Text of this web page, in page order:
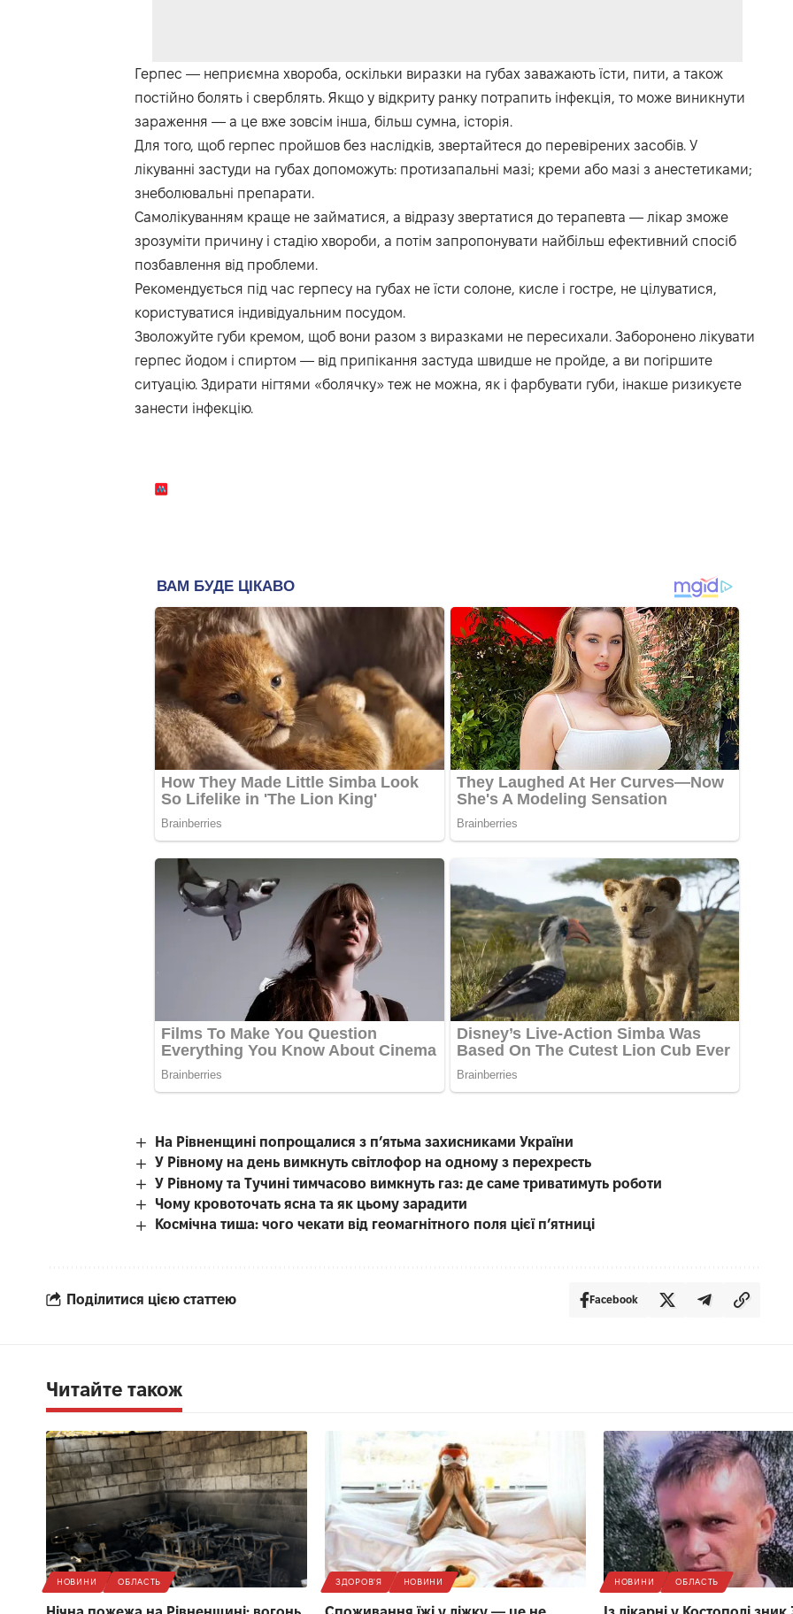
Герпес — неприємна хвороба, оскільки виразки на губах заважають їсти, пити, а також
постійно болять і сверблять. Якщо у відкриту ранку потрапить інфекція, то може виникнути
зараження — а це вже зовсім інша, більш сумна, історія.
Для того, щоб герпес пройшов без наслідків, звертайтеся до перевірених засобів. У
лікуванні застуди на губах допоможуть: протизапальні мазі; креми або мазі з анестетиками;
знеболювальні препарати.
Самолікуванням краще не займатися, а відразу звертатися до терапевта — лікар зможе
зрозуміти причину і стадію хвороби, а потім запропонувати найбільш ефективний спосіб
позбавлення від проблеми.
Рекомендується під час герпесу на губах не їсти солоне, кисле і гостре, не цілуватися,
користуватися індивідуальним посудом.
Зволожуйте губи кремом, щоб вони разом з виразками не пересихали. Заборонено лікувати
герпес йодом і спиртом — від припікання застуда швидше не пройде, а ви погіршите
ситуацію. Здирати нігтями «болячку» теж не можна, як і фарбувати губи, інакше ризикуєте
занести інфекцію.
На Рівненщині попрощалися з п’ятьма захисниками України
У Рівному на день вимкнуть світлофор на одному з перехресть
У Рівному та Тучині тимчасово вимкнуть газ: де саме триватимуть роботи
Чому кровоточать ясна та як цьому зарадити
Космічна тиша: чого чекати від геомагнітного поля цієї п’ятниці
Поділитися цією статтею Facebook
Читайте також
НОВИНИ ОБЛАСТЬ ЗДОРОВ'Я НОВИНИ НОВИНИ ОБЛАСТЬ